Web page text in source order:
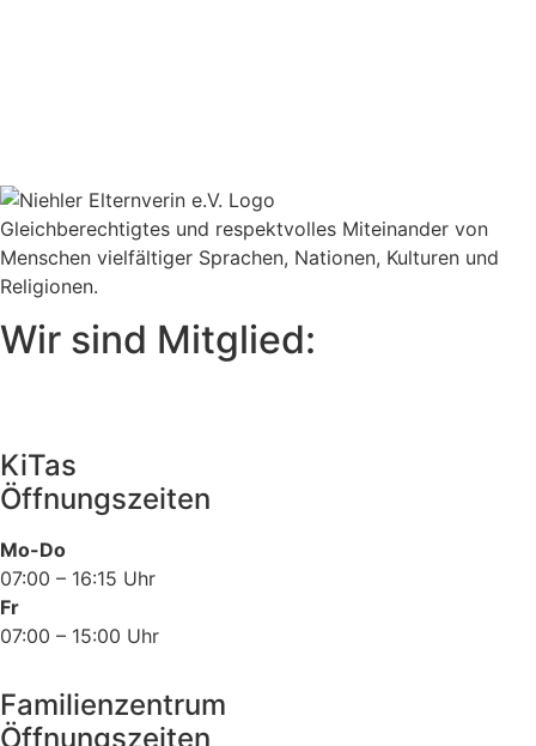
Gleichberechtigtes und respektvolles Miteinander von
Menschen vielfältiger Sprachen, Nationen, Kulturen und
Religionen.
Wir sind Mitglied:
KiTas
Öffnungszeiten
Mo-Do
07:00 – 16:15 Uhr
Fr
07:00 – 15:00 Uhr
Familienzentrum
Öffnungszeiten